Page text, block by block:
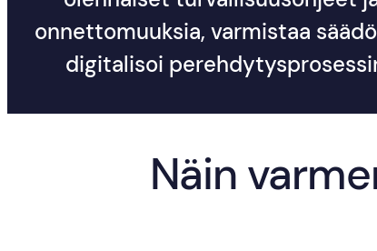
onnettomuuksia, varmistaa
digitalisoi
Näin